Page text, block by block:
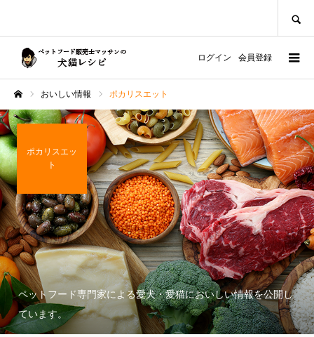
ログイン 会員登録
おいしい情報 ポカリスエット
ポカリスエッ
ト
ペットフード専門家による愛犬・愛猫においしい情報を公開し
ています。